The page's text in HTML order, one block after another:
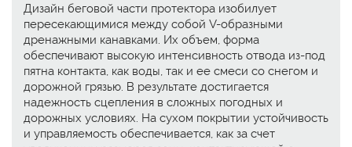
Дизайн беговой части протектора изобилует
пересекающимися между собой V-образными
дренажными канавками. Их объем, форма
обеспечивают высокую интенсивность отвода из-под
пятна контакта, как воды, так и ее смеси со снегом и
дорожной грязью. В результате достигается
надежность сцепления в сложных погодных и
дорожных условиях. На сухом покрытии устойчивость
и управляемость обеспечивается, как за счет